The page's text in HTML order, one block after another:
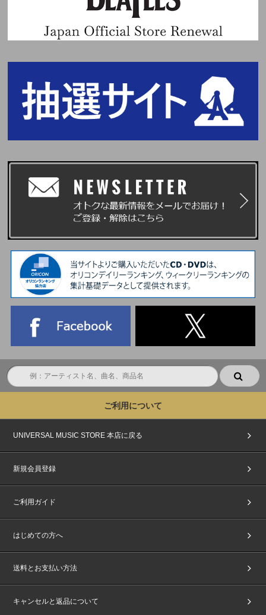
ご利用について
UNIVERSAL MUSIC STORE 本店に戻る
新規会員登録
ご利用ガイド
はじめての方へ
送料とお支払い方法
キャンセルと返品について